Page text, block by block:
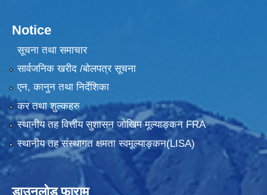
Notice
सूचना तथा समाचार
सार्वजनिक खरीद /बोलपत्र सूचना
एन, कानुन तथा निर्देशिका
कर तथा शुल्कहरु
स्थानीय तह वित्तीय सुशासन जोखिम मूल्याङ्कन FRA
स्थानीय तह संस्थागत क्षमता स्वमूल्याङ्कन(LISA)
डाउनलोड फाराम